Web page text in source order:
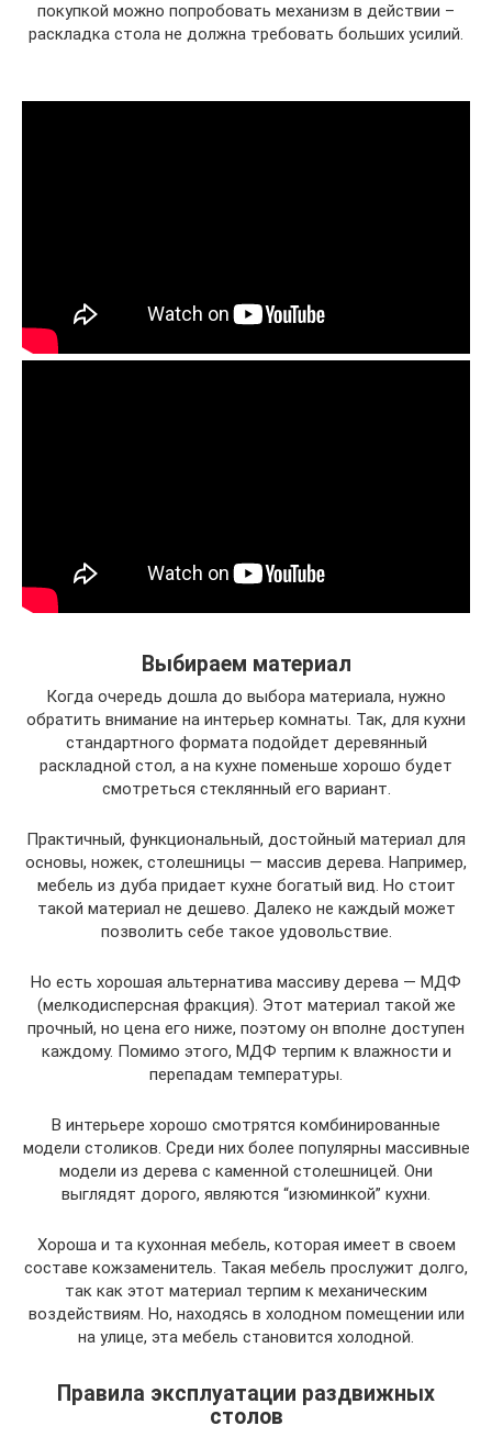
покупкой можно попробовать механизм в действии –
раскладка стола не должна требовать больших усилий.
Выбираем материал
Когда очередь дошла до выбора материала, нужно
обратить внимание на интерьер комнаты. Так, для кухни
стандартного формата подойдет деревянный
раскладной стол, а на кухне поменьше хорошо будет
смотреться стеклянный его вариант.
Практичный, функциональный, достойный материал для
основы, ножек, столешницы — массив дерева. Например,
мебель из дуба придает кухне богатый вид. Но стоит
такой материал не дешево. Далеко не каждый может
позволить себе такое удовольствие.
Но есть хорошая альтернатива массиву дерева — МДФ
(мелкодисперсная фракция). Этот материал такой же
прочный, но цена его ниже, поэтому он вполне доступен
каждому. Помимо этого, МДФ терпим к влажности и
перепадам температуры.
В интерьере хорошо смотрятся комбинированные
модели столиков. Среди них более популярны массивные
модели из дерева с каменной столешницей. Они
выглядят дорого, являются “изюминкой” кухни.
Хороша и та кухонная мебель, которая имеет в своем
составе кожзаменитель. Такая мебель прослужит долго,
так как этот материал терпим к механическим
воздействиям. Но, находясь в холодном помещении или
на улице, эта мебель становится холодной.
Правила эксплуатации раздвижных
столов